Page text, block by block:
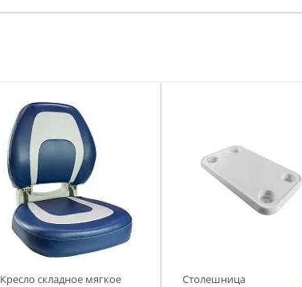
Кресло складное мягкое
Столешница